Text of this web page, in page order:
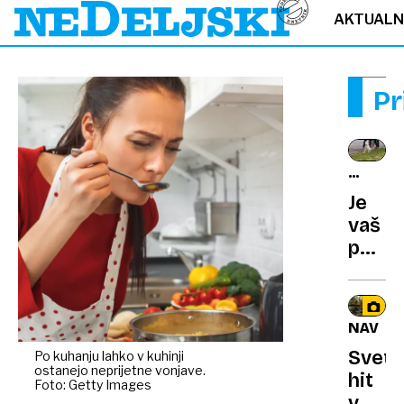
Po kuhanju lahko v kuhinji
ostanejo neprijetne vonjave.
Foto: Getty Images
HIŠNI
Je
vaš
pes
ali
so
razvili
hit